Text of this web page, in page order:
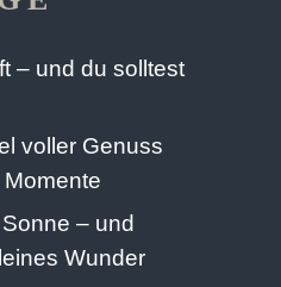
– und du solltest
voller Genuss
– und
Wunder